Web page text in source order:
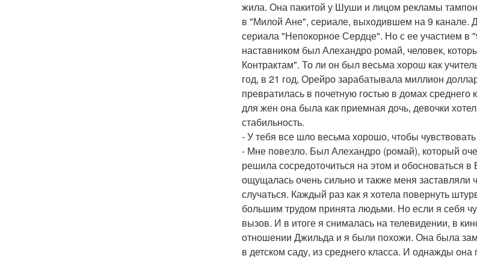
жила. Она пакитой у Шуши и лицом рекламы
в "Милой Ане", сериале, выходившем на 9 канале.
сериала "Непокорное Сердце". Но с ее участием
наставником был Алехандро ромай, человек,
Контрактам". То ли он был весьма хорош как
год, в 21 год, Орейро зарабатывала миллион
превратилась в почетную гостью в домах
для жен она была как приемная дочь, девочки
стабильность.
- У тебя все шло весьма хорошо, чтобы
- Мне повезло. Был Алехандро (ромай), который
решила сосредоточиться на этом и обосноваться
ощущалась очень сильно и также меня
случаться. Каждый раз как я хотела повернуть
большим трудом принята людьми. Но если я себя
вызов. И в итоге я снималась на телевидении, в
отношении Джильда и я были похожи. Она была
в детском саду, из среднего класса. И однажды она